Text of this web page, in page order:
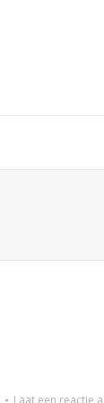
Laat een reactie